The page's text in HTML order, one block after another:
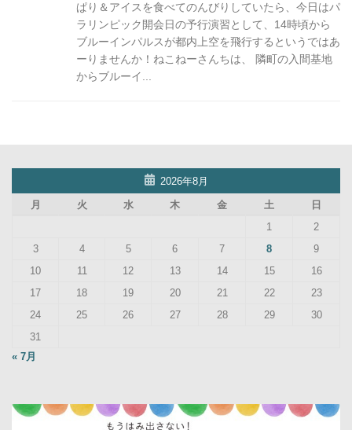
ぱり＆アイスを食べてのんびりしていたら、今日はパ
ラリンピック開会日の予行演習として、14時頃から
ブルーインパルスが都内上空を飛行するというではあ
ーりませんか！ねこねーさんちは、 隣町の入間基地
からブルーイ...
2026年8月
月
火 水 木 金 土
日
1
2
3
4 5 6 7 8
9
10
11 12 13 14 15
16
17
18 19 20 21 22
23
24
25 26 27 28 29
30
31
« 7月